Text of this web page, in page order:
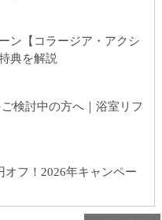
ン【コラージア・アクシ
典を解説
検討中の方へ｜浴室リフ
オフ！2026年キャンペー